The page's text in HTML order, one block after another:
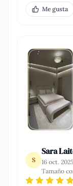
Me gusta
S
Sara
16 oct. 2025
Tamaño